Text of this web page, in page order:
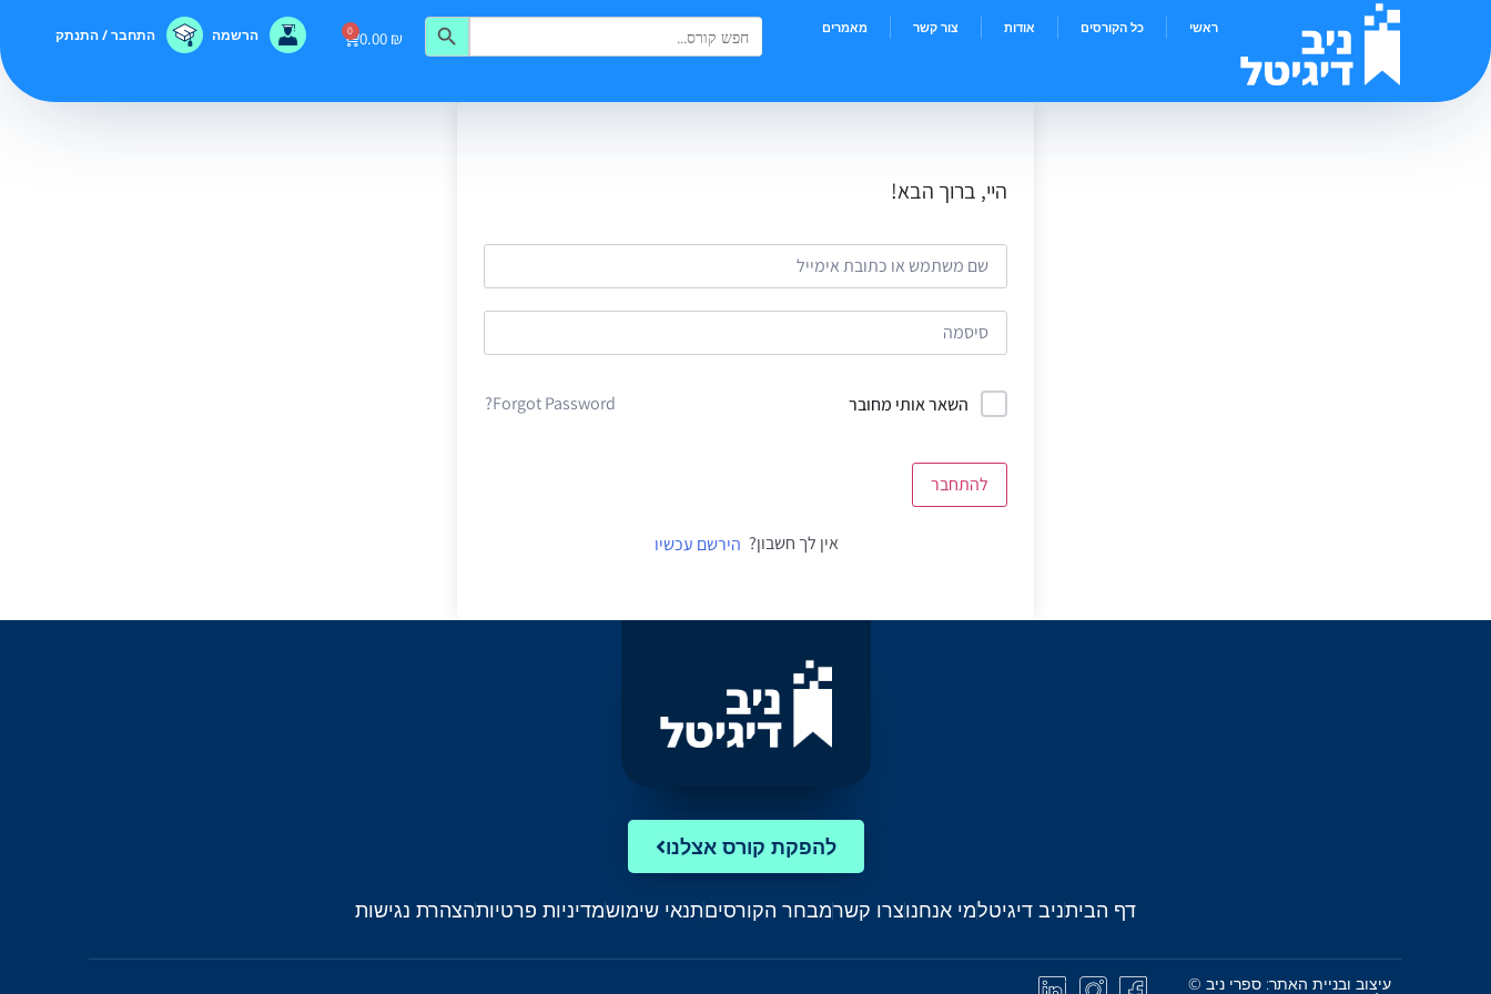
ראשי כל הקורסים אודות צור קשר מאמרים Search
for:
Search Button
0.00 ₪
0 הרשמה התחבר / התנתק
היי, ברוך הבא!
השאר אותי מחובר Forgot Password?
להתחבר
אין לך חשבון? הירשם עכשיו
להפקת קורס אצלנו
דף הביתניב דיגיטלמי אנחנוצרו קשרמבחר הקורסיםתנאי שימושמדיניות פרטיותהצהרת נגישות
עיצוב ובניית האתר: ספרי ניב ©